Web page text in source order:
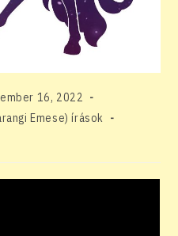
16, 2022
Emese) írások